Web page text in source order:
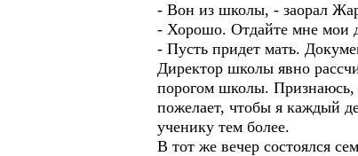
- Вон из школы, - заорал
- Хорошо. Отдайте мне мои
- Пусть придет мать.
Директор школы явно
порогом школы. Признаюсь,
пожелает, чтобы я каждый
ученику тем более.
В тот же вечер состоялся